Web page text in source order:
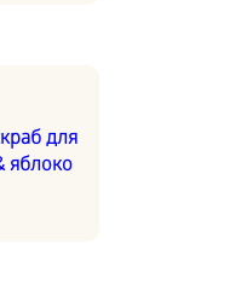
для
яблоко